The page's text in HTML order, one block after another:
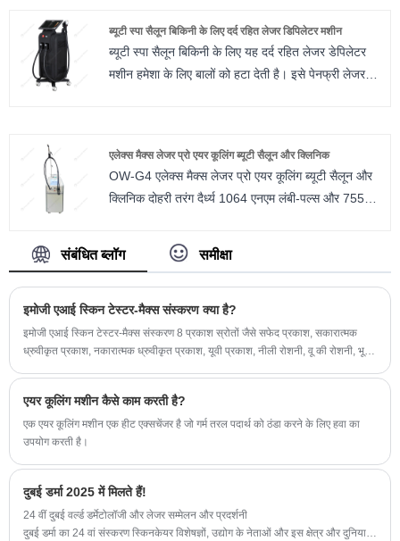
न्यूनतम साइड इफेक्ट के साथ स्थायी बालों को हटाने के लिए
उन्नत एनडी वाईएजी (नियोडिमियम-डोप्ड येट्रियम एल्यूमिनियम
गार्नेट) लेजर तकनीक का उपयोग करता है।
ब्यूटी स्पा सैलून बिकिनी के लिए दर्द रहित लेजर डिपिलेटर मशीन
ब्यूटी स्पा सैलून बिकिनी के लिए यह दर्द रहित लेजर डेपिलेटर
मशीन हमेशा के लिए बालों को हटा देती है। इसे पेनफ्री लेजर
मशीन में विशेष विशेषताएं हैं जो इसे अन्य मशीनों की तुलना में
उपयोग करना आसान बनाती हैं। इससे बाल तेजी से निकलते हैं
और यह बहुत अच्छे से काम करता है।
एलेक्स मैक्स लेजर प्रो एयर कूलिंग ब्यूटी सैलून और क्लिनिक
OW-G4 एलेक्स मैक्स लेजर प्रो एयर कूलिंग ब्यूटी सैलून और
क्लिनिक दोहरी तरंग दैर्ध्य 1064 एनएम लंबी-पल्स और 755
विसन टेक्नोलॉजी कंपनी लिमिटेड द्वारा निर्मित एक उन्नत
तकनीक है। लेज़र हेयर रिमूवल मशीन के लिए एयर कूलिंग
सिस्टम शुरू करें। एलेक्स मैक्स लेजर प्रो का उपयोग विभिन्न
प्रकार के बालों को हटाने, फैली हुई लालिमा, रंजित घावों,
संवहनी घावों, नाखून उपचार के इलाज के लिए सुरक्षित और
प्रभावी ढंग से किया गया है। व्यावसायिक निर्यात, फैक्टरी
प्रत्यक्ष बिक्री। ब्यूटी सैलून और क्लिनिक के लिए विशेष, निजी
अनुकूलन।
संबंधित ब्लॉग समीक्षा
इमोजी एआई स्किन टेस्टर-मैक्स संस्करण क्या है?
इमोजी एआई स्किन टेस्टर-मैक्स संस्करण 8 प्रकाश स्रोतों जैसे सफेद प्रकाश, सकारात्मक
ध्रुवीकृत प्रकाश, नकारात्मक ध्रुवीकृत प्रकाश, यूवी प्रकाश, नीली रोशनी, वू की रोशनी, भूरे
एयर कूलिंग मशीन कैसे काम करती है?
एक एयर कूलिंग मशीन एक हीट एक्सचेंजर है जो गर्म तरल पदार्थ को ठंडा करने के लिए हवा का
उपयोग करती है।
दुबई डर्मा 2025 में मिलते हैं!
24 वीं दुबई वर्ल्ड डर्मेटोलॉजी और लेजर सम्मेलन और प्रदर्शनी
दुबई डर्मा का 24 वां संस्करण स्किनकेयर विशेषज्ञों, उद्योग के नेताओं और इस क्षेत्र और दुनिया